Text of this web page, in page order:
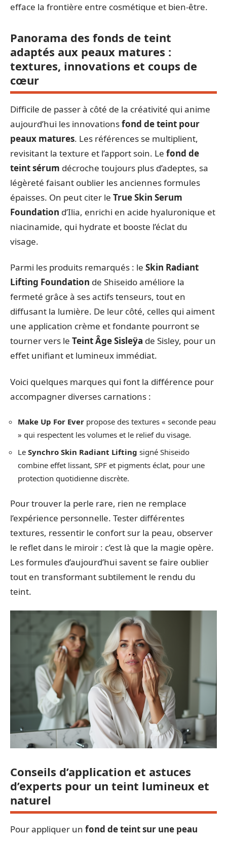
efface la frontière entre cosmétique et bien-être.
Panorama des fonds de teint
adaptés aux peaux matures :
textures, innovations et coups de
cœur
Difficile de passer à côté de la créativité qui anime
aujourd’hui les innovationsfond de teint pour
peaux matures. Les références se multiplient,
revisitant la texture et l’apport soin. Le fond de
teint sérum décroche toujours plus d’adeptes, sa
légèreté faisant oublier les anciennes formules
épaisses. On peut citer le True Skin Serum
Foundation d’Ilia, enrichi en acide hyaluronique et
niacinamide, qui hydrate et booste l’éclat du
visage.
Parmi les produits remarqués : le Skin Radiant
Lifting Foundation de Shiseido améliore la
fermeté grâce à ses actifs tenseurs, tout en
diffusant la lumière. De leur côté, celles qui aiment
une application crème et fondante pourront se
tourner vers le Teint Âge Sisleÿa de Sisley, pour un
effet unifiant et lumineux immédiat.
Voici quelques marques qui font la différence pour
accompagner diverses carnations :
Make Up For Ever propose des textures « seconde peau
» qui respectent les volumes et le relief du visage.
Le Synchro Skin Radiant Lifting signé Shiseido
combine effet lissant, SPF et pigments éclat, pour une
protection quotidienne discrète.
Pour trouver la perle rare, rien ne remplace
l’expérience personnelle. Tester différentes
textures, ressentir le confort sur la peau, observer
le reflet dans le miroir : c’est là que la magie opère.
Les formules d’aujourd’hui savent se faire oublier
tout en transformant subtilement le rendu du
teint.
Conseils d’application et astuces
d’experts pour un teint lumineux et
naturel
Pour appliquer un fond de teint sur une peau